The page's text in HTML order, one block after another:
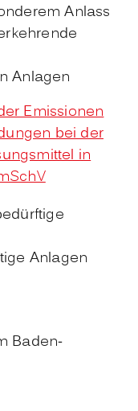
Anlass
Anlagen
Emissionen
bei der
in
Anlagen
Baden-